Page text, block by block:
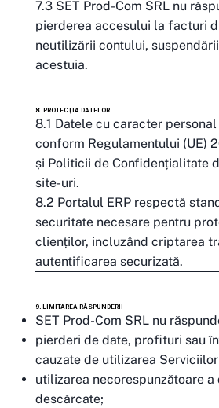
7.3 SET Prod-Com SRL nu
pierderea accesului la facturi
neutilizării contului,
acestuia.
8. PROTECȚIA DATELOR
8.1 Datele cu caracter
conform Regulamentului (UE)
și Politicii de Confidențialitate
site-uri.
8.2 Portalul ERP respectă
securitate necesare pentru
clienților, incluzând criptarea
autentificarea securizată.
9. LIMITAREA RĂSPUNDERII
SET Prod-Com SRL nu
pierderi de date, profituri sau
cauzate de utilizarea
utilizarea necorespunzătoare
descărcate;